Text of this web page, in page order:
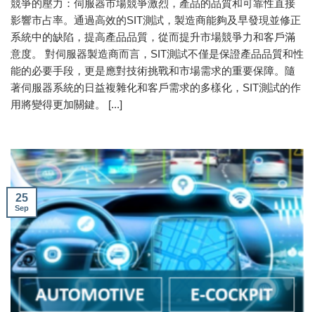
競爭的壓力：伺服器市場競爭激烈，產品的品質和可靠性直接
影響市占率。通過高效的SIT測試，製造商能夠及早發現並修正
系統中的缺陷，提高產品品質，從而提升市場競爭力和客戶滿
意度。 對伺服器製造商而言，SIT測試不僅是保證產品品質和性
能的必要手段，更是應對技術挑戰和市場需求的重要保障。隨
著伺服器系統的日益複雜化和客戶需求的多樣化，SIT測試的作
用將變得更加關鍵。 [...]
25
Sep